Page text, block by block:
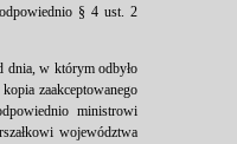
§ 4 ust. 2
dnia, w którym odbyło
zaakceptowanego
ministrowi
województwa